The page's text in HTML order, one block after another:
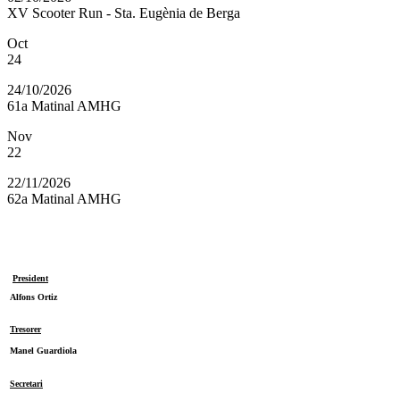
XV Scooter Run - Sta. Eugènia de Berga
Oct
24
24/10/2026
61a Matinal AMHG
Nov
22
22/11/2026
62a Matinal AMHG
President
Alfons Ortiz
Tresorer
Manel Guardiola
Secretari